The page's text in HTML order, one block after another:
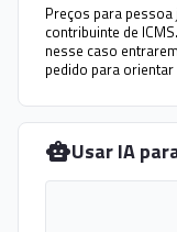
Preços para
contribuinte de
nesse caso
pedido para
Usar IA